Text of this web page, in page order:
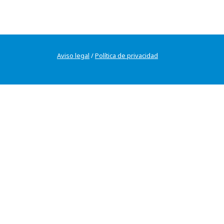
Aviso legal /Política de privacidad